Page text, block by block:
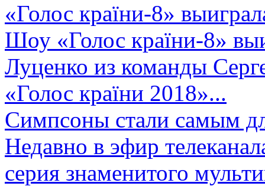
«Голос країни-8»
Шоу «Голос країни-8»
Луценко из команды
«Голос країни 2018»...
Симпсоны стали самым
Недавно в эфир
серия знаменитого